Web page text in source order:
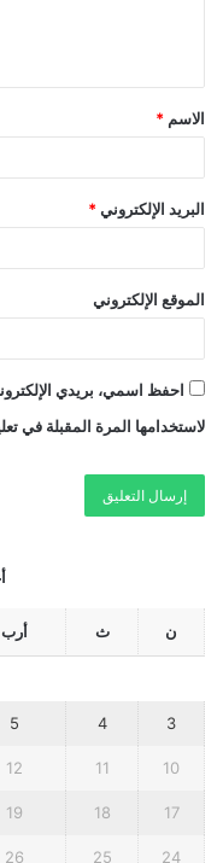
الاسم *
البريد الإلكتروني *
الموقع الإلكتروني
احفظ اسمي، بريدي
لاستخدامها المرة المقبلة في
ن ث أرب
3
4
5
10
11
12
17
18
19
24
25
26